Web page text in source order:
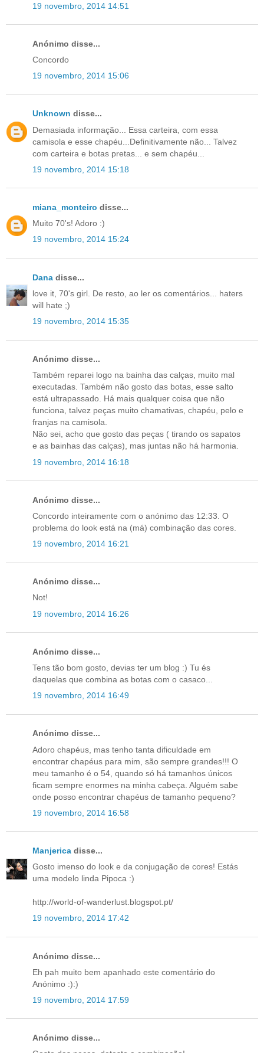
19 novembro, 2014 14:51
Anónimo disse...
Concordo
19 novembro, 2014 15:06
Unknown disse...
Demasiada informação... Essa carteira, com essa
camisola e esse chapéu...Definitivamente não... Talvez
com carteira e botas pretas... e sem chapéu...
19 novembro, 2014 15:18
miana_monteiro disse...
Muito 70's! Adoro :)
19 novembro, 2014 15:24
Dana disse...
love it, 70's girl. De resto, ao ler os comentários... haters
will hate ;)
19 novembro, 2014 15:35
Anónimo disse...
Também reparei logo na bainha das calças, muito mal
executadas. Também não gosto das botas, esse salto
está ultrapassado. Há mais qualquer coisa que não
funciona, talvez peças muito chamativas, chapéu, pelo e
franjas na camisola.
Não sei, acho que gosto das peças ( tirando os sapatos
e as bainhas das calças), mas juntas não há harmonia.
19 novembro, 2014 16:18
Anónimo disse...
Concordo inteiramente com o anónimo das 12:33. O
problema do look está na (má) combinação das cores.
19 novembro, 2014 16:21
Anónimo disse...
Not!
19 novembro, 2014 16:26
Anónimo disse...
Tens tão bom gosto, devias ter um blog :) Tu és
daquelas que combina as botas com o casaco...
19 novembro, 2014 16:49
Anónimo disse...
Adoro chapéus, mas tenho tanta dificuldade em
encontrar chapéus para mim, são sempre grandes!!! O
meu tamanho é o 54, quando só há tamanhos únicos
ficam sempre enormes na minha cabeça. Alguém sabe
onde posso encontrar chapéus de tamanho pequeno?
19 novembro, 2014 16:58
Manjerica disse...
Gosto imenso do look e da conjugação de cores! Estás
uma modelo linda Pipoca :)
http://world-of-wanderlust.blogspot.pt/
19 novembro, 2014 17:42
Anónimo disse...
Eh pah muito bem apanhado este comentário do
Anónimo :):)
19 novembro, 2014 17:59
Anónimo disse...